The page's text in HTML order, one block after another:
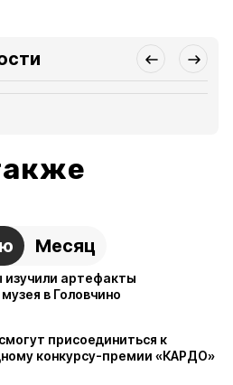
Месяц
изучили артефакты
в Головчино
присоединиться к
конкурсу-премии «КАРДО»